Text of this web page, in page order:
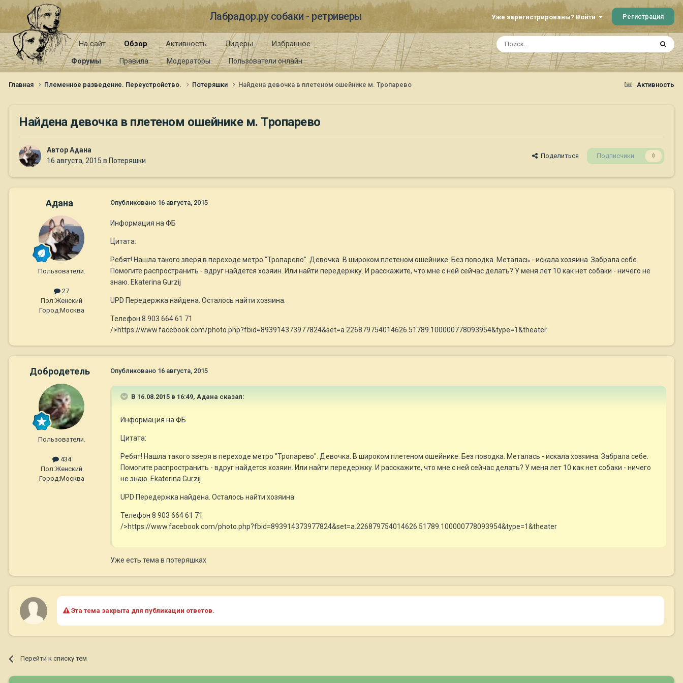
Лабрадор.ру собаки - ретриверы Уже зарегистрированы? Войти Регистрация
На сайт Обзор
Форумы Правила Модераторы Пользователи онлайн
Активность Лидеры Избранное
Активность
Главная Племенное разведение. Переустройство. Потеряшки Найдена девочка в плетеном ошейнике м. Тропарево
Найдена девочка в плетеном ошейнике м. Тропарево
АвторАдана
16 августа, 2015 в Потеряшки
Поделиться Подписчики 0
Адана
Пользователи.
27
Пол:Женский
Город:Москва
Опубликовано 16 августа, 2015
Информация на ФБ
Цитата:
Ребят! Нашла такого зверя в переходе метро "Тропарево". Девочка. В широком плетеном ошейнике. Без поводка. Металась - искала хозяина. Забрала себе.
Помогите распространить - вдруг найдется хозяин. Или найти передержку. И расскажите, что мне с ней сейчас делать? У меня лет 10 как нет собаки - ничего не
знаю. Ekaterina Gurzij
UPD Передержка найдена. Осталось найти хозяина.
Телефон 8 903 664 61 71
/>https://www.facebook.com/photo.php?fbid=893914373977824&set=a.226879754014626.51789.100000778093954&type=1&theater
Добродетель
Пользователи.
434
Пол:Женский
Город:Москва
Опубликовано 16 августа, 2015
В 16.08.2015 в 16:49, Адана сказал:
Информация на ФБ
Цитата:
Ребят! Нашла такого зверя в переходе метро "Тропарево". Девочка. В широком плетеном ошейнике. Без поводка. Металась - искала хозяина. Забрала себе.
Помогите распространить - вдруг найдется хозяин. Или найти передержку. И расскажите, что мне с ней сейчас делать? У меня лет 10 как нет собаки - ничего
не знаю. Ekaterina Gurzij
UPD Передержка найдена. Осталось найти хозяина.
Телефон 8 903 664 61 71
/>https://www.facebook.com/photo.php?fbid=893914373977824&set=a.226879754014626.51789.100000778093954&type=1&theater
Уже есть тема в потеряшках
Эта тема закрыта для публикации ответов.
Перейти к списку тем